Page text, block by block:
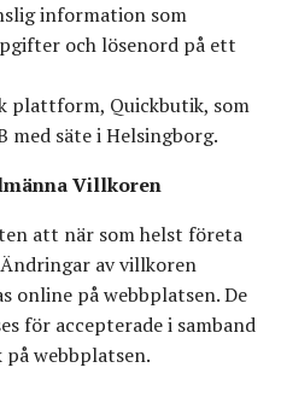
information som
och lösenord på ett
plattform, Quickbutik, som
med säte i Helsingborg.
Villkoren
att när som helst företa
av villkoren
online på webbplatsen. De
för accepterade i samband
på webbplatsen.